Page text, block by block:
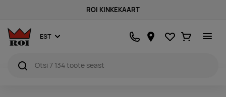
ROI KINKEKAART
EST Lemmikud
Ostukorv